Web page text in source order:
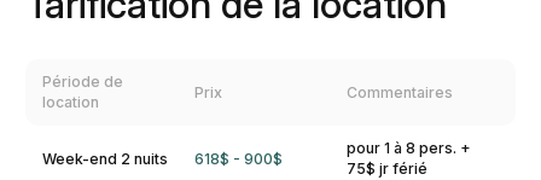
Période de
location
Prix Commentaires
Week-end 2 nuits 618$ - 900$
pour 1 à 8 pers. +
75$ jr férié